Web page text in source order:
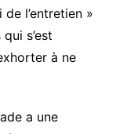
l’entretien »
s’est
à ne
a une